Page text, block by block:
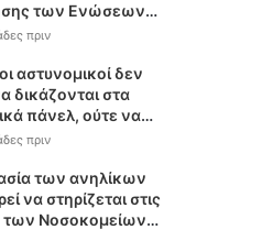
των Ενώσεων
Υπαλλήλων
Δικαιοσύνης
πριν
αστυνομικοί δεν
δικάζονται στα
πάνελ, ούτε να
χωρίς θεσμική &
πριν
των ανηλίκων
να στηρίζεται στις
των Νοσοκομείων